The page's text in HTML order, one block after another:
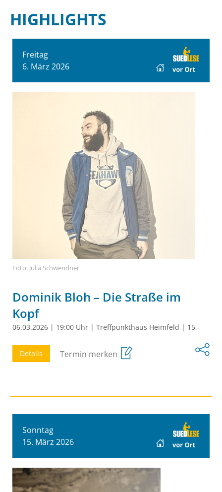
HIGHLIGHTS
Freitag
6. März 2026
Foto: Julia Schwendner
Dominik Bloh – Die Straße im
Kopf
06.03.2026 | 19:00 Uhr | Treffpunkthaus Heimfeld | 15,-
Details Termin merken
Sonntag
15. März 2026